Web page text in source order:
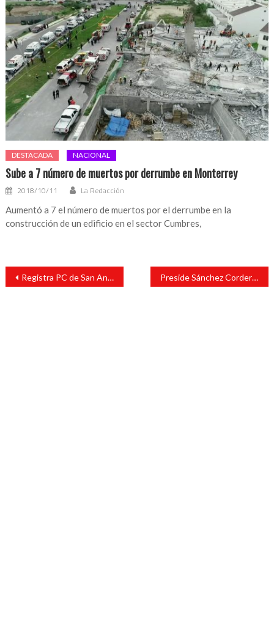
DESTACADA NACIONAL
Sube a 7 número de muertos por derrumbe en Monterrey
2018/10/11 La Redacción
Aumentó a 7 el número de muertos por el derrumbe en la
construcción de un edificio en el sector Cumbres,
Navegación
entradas
Registra PC de San Andrés Tuxtla más de 120 incendios esta temporada Preside Sánchez Cordero reunión de seguridad en Veracruz